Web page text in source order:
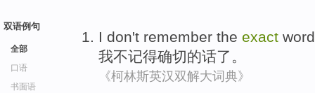
双语例句
全部
口语
书面语
I don't remember the exact
我不记得确切的话了。
《柯林斯英汉双解大词典》